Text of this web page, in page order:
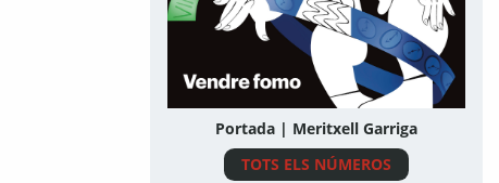
Portada | Meritxell Garriga
TOTS ELS NÚMEROS